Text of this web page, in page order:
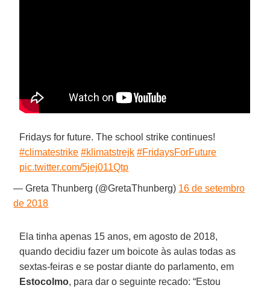
Fridays for future. The school strike continues!
#climatestrike #klimatstrejk #FridaysForFuture
pic.twitter.com/5jej011Qtp
— Greta Thunberg (@GretaThunberg) 16 de setembro
de 2018
Ela tinha apenas 15 anos, em agosto de 2018,
quando decidiu fazer um boicote às aulas todas as
sextas-feiras e se postar diante do parlamento, em
Estocolmo, para dar o seguinte recado: “Estou